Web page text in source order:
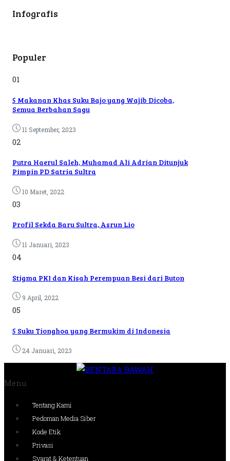
Infografis
Populer
01
5 Makanan Khas Suku Bajo yang Wajib Dicoba,
Semua Berbahan Sagu
11 September, 2023
02
Putra Haerul Saleh, Muhamad Ali Adrian Ditunjuk
Pimpin PD Satria Sultra
10 Maret, 2022
03
Profil Sekda Baru Sultra, Asrun Lio
11 Januari, 2023
04
Stigma PKI dan Kisah Perempuan Besi dari Buton
9 April, 2022
05
5 Suku Tionghoa yang Bermukim di Indonesia
24 Januari, 2023
Menu
Tentang Kami
Pedoman Media Siber
Kode Etik
Privasi
Syarat & Ketentuan